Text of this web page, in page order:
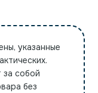
указанные
за собой
без